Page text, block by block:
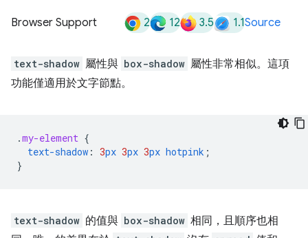
Browser Support 2 12 3.5 1.1Source
text-shadow 屬性與 box-shadow 屬性非常相似。這項
功能僅適用於文字節點。
.my-element {
text-shadow : 3px 3px 3px hotpink ;
}
text-shadow 的值與 box-shadow 相同，且順序也相